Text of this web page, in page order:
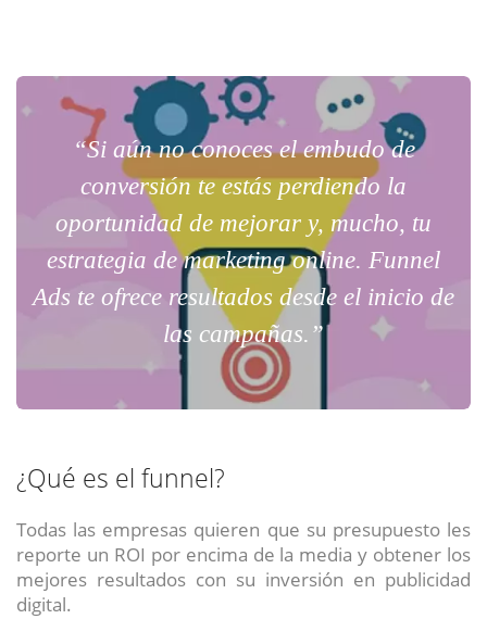
“Si aún no conoces el embudo de
conversión te estás perdiendo la
oportunidad de mejorar y, mucho, tu
estrategia de marketing online. Funnel
Ads te ofrece resultados desde el inicio de
las campañas.”
¿Qué es el funnel?
Todas las empresas quieren que su presupuesto les
reporte un ROI por encima de la media y obtener los
mejores resultados con su inversión en publicidad
digital.